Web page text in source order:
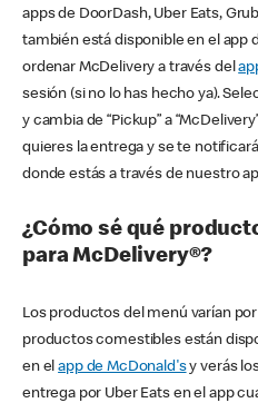
apps de DoorDash, Uber Eats,
también está disponible en el app
ordenar McDelivery a través del
sesión (si no lo has hecho ya).
y cambia de “Pickup” a
quieres la entrega y se te
donde estás a través de nuestro
¿Cómo sé qué
para McDelivery®?
Los productos del menú varían
productos comestibles están
en elapp de McDonald'sy verás
entrega por Uber Eats en el app